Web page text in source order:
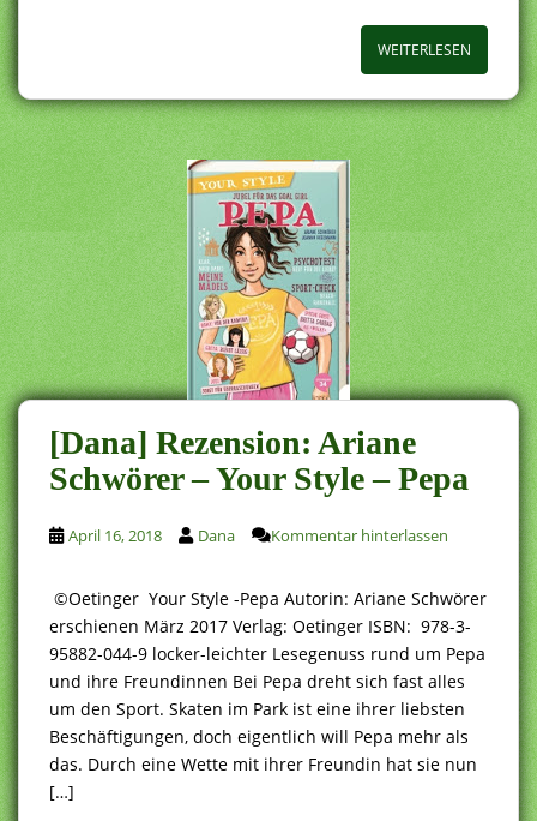
WEITERLESEN
[Dana] Rezension: Ariane
Schwörer – Your Style – Pepa
April 16, 2018 Dana Kommentar hinterlassen
©Oetinger Your Style -Pepa Autorin: Ariane Schwörer
erschienen März 2017 Verlag: Oetinger ISBN: 978-3-
95882-044-9 locker-leichter Lesegenuss rund um Pepa
und ihre Freundinnen Bei Pepa dreht sich fast alles
um den Sport. Skaten im Park ist eine ihrer liebsten
Beschäftigungen, doch eigentlich will Pepa mehr als
das. Durch eine Wette mit ihrer Freundin hat sie nun
[…]